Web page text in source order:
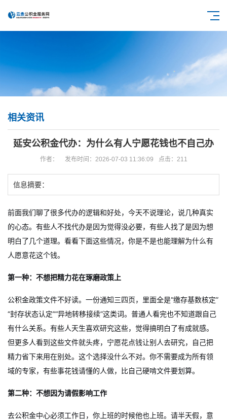
相关资讯
延安公积金代办：为什么有人宁愿花钱也不自己办
作者： 发布时间：2026-07-03 11:36:09 点击：211
信息摘要：
前面我们聊了很多代办的逻辑和好处，今天不说理论，说几种真实
的心态。有些人不找代办是因为觉得没必要，有些人找了是因为想
明白了几个道理。看看下面这些情况，你是不是也能理解为什么有
人愿意花这个钱。
第一种：不想把精力花在琢磨政策上
公积金政策文件不好读。一份通知三四页，里面全是“缴存基数核定”
“封存状态认定”“异地转移接续”这类词。普通人看完也不知道跟自己
有什么关系。有些人天生喜欢研究这些，觉得搞明白了有成就感。
但更多人看到这些文件就头疼，宁愿花点钱让别人去研究，自己把
精力省下来用在别处。这个选择没什么不对。你不需要成为所有领
域的专家，有些事花钱请懂的人做，比自己硬啃文件要划算。
第二种：不想因为请假影响工作
去公积金中心必须工作日，你上班的时候他也上班。请半天假，意